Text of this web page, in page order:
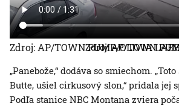
Zdroj: AP/TOWN
Zdroj: AP/TOWN PUMP/OLIVIA
„Panebože,“ dodáva so smiechom.
Butte, ušiel cirkusový slon,“ pridala jej
Podľa stanice NBC Montana zviera